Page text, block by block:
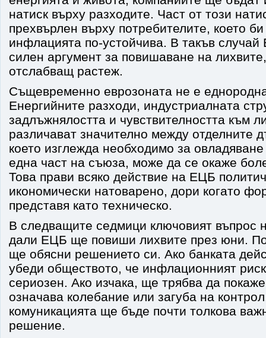
натиск върху разходите. Част от този
прехвърлен върху потребителите, което
инфлацията по-устойчива. В такъв
силен аргумент за повишаване на
отслабващ растеж.
Същевременно еврозоната не е
Енергийните разходи, индустриалната
задлъжнялостта и чувствителността към
различават значително между отделните
което изглежда необходимо за
една част на съюза, може да се окаже
Това прави всяко действие на ЕЦБ
икономически натоварено, дори когато
представя като техническо.
В следващите седмици ключовият въпрос
дали ЕЦБ ще повиши лихвите през юни.
ще обясни решението си. Ако банката
убеди обществото, че инфлационният
сериозен. Ако изчака, ще трябва да
означава колебание или загуба на
комуникацията ще бъде почти толкова
решение.